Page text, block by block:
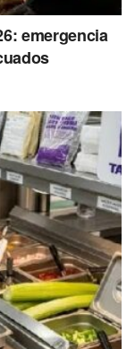
emergencia